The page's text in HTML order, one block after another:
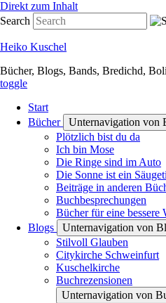
Direkt zum Inhalt
Search
Heiko Kuschel
Bücher, Blogs, Bands, Bredichd,
toggle
Start
Bücher
Unternavigation von
Plötzlich bist du da
Ich bin Mose
Die Ringe sind im Auto
Die Sonne ist ein
Beiträge in anderen
Buchbesprechungen
Bücher für eine bessere
Blogs
Unternavigation von
Stilvoll Glauben
Citykirche Schweinfurt
Kuschelkirche
Buchrezensionen
Unternavigation von